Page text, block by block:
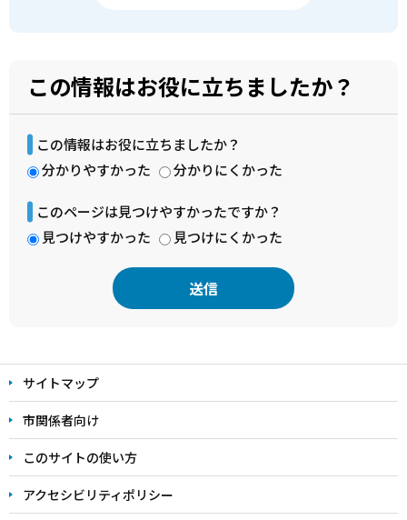
この情報はお役に立ちましたか？
この情報はお役に立ちましたか？
分かりやすかった
分かりにくかった
このページは見つけやすかったですか？
見つけやすかった
見つけにくかった
文
こ
こ
ま
で
サイトマップ
市関係者向け
このサイトの使い方
アクセシビリティポリシー